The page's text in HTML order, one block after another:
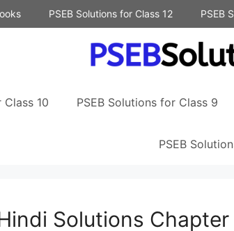
PSEB Solutions for Class 12 PSEB
Class 10 PSEB Solutions for Class 9
PSEB
Solutions Chapter